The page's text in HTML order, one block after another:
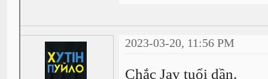
2023-03-20, 11:56 PM
Chắc Jay tuổi dần.